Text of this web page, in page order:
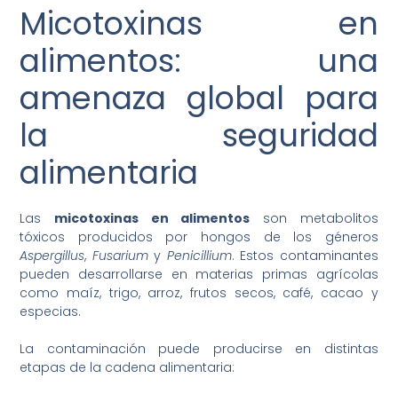
Micotoxinas en
alimentos: una
amenaza global para
la seguridad
alimentaria
Las micotoxinas en alimentos son metabolitos
tóxicos producidos por hongos de los géneros
Aspergillus, Fusariumy Penicillium. Estos contaminantes
pueden desarrollarse en materias primas agrícolas
como maíz, trigo, arroz, frutos secos, café, cacao y
especias.
La contaminación puede producirse en distintas
etapas de la cadena alimentaria: